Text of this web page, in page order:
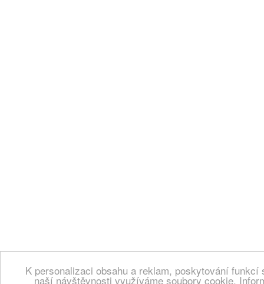
K personalizaci obsahu a reklam, poskytování
naší návštěvnosti využíváme soubory cookie.